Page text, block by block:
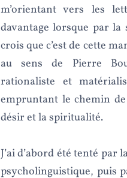
m’orientant vers les
davantage lorsque par la
crois que c’est de cette
au sens de Pierre
rationaliste et
empruntant le chemin
désir et la spiritualité.
J’ai d’abord été tenté
psycholinguistique, puis